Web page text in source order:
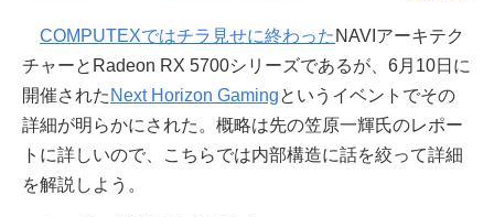
COMPUTEXではチラ見せに終わった NAVIアーキテク
チャーとRadeon RX 5700シリーズであるが、6月10日に
開催された Next Horizon Gamingというイベントでその
詳細が明らかにされた。概略は先の笠原一輝氏のレポー
トに詳しいので、こちらでは内部構造に話を絞って詳細
を解説しよう。